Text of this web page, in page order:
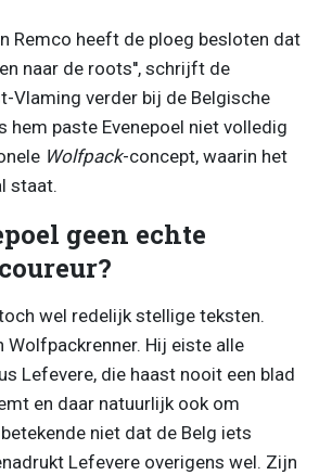
Remco heeft de ploeg besloten dat
naar de roots'', schrijft de
Vlaming verder bij de Belgische
hem paste Evenepoel niet volledig
Wolfpack-concept, waarin het
staat.
geen echte
wel redelijk stellige teksten.
Wolfpackrenner. Hij eiste alle
Lefevere, die haast nooit een blad
en daar natuurlijk ook om
niet dat de Belg iets
Lefevere overigens wel. Zijn